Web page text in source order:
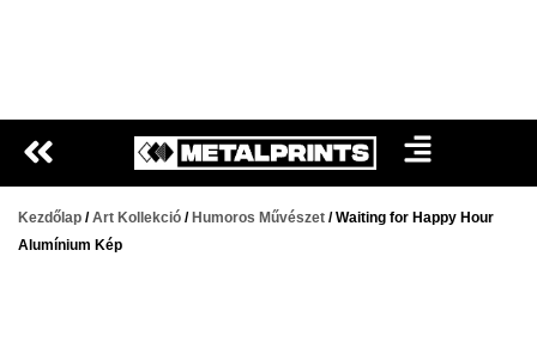
Kezdőlap /Art Kollekció / Humoros Művészet / Waiting for Happy Hour
Alumínium Kép